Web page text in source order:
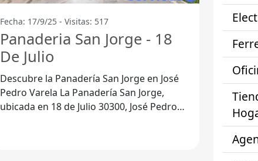
Fecha: 17/9/25 - Visitas: 517
Panaderia San Jorge - 18
De Julio
Descubre la Panadería San Jorge en José
Pedro Varela La Panadería San Jorge,
ubicada en 18 de Julio 30300, José Pedro